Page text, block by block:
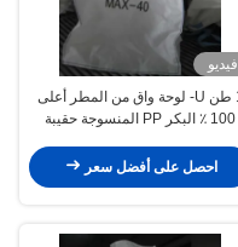
فيديو
1 طن U- لوحة واق من المطر أعلى
100 ٪ البكر PP المنسوجة حقيبة
احصل على أفضل سعر